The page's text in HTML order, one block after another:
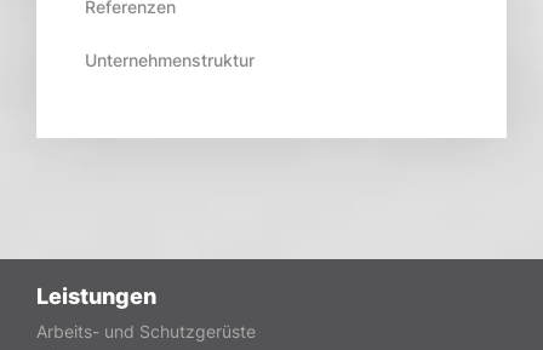
Referenzen
Unternehmenstruktur
Leistungen
Arbeits- und Schutzgerüste